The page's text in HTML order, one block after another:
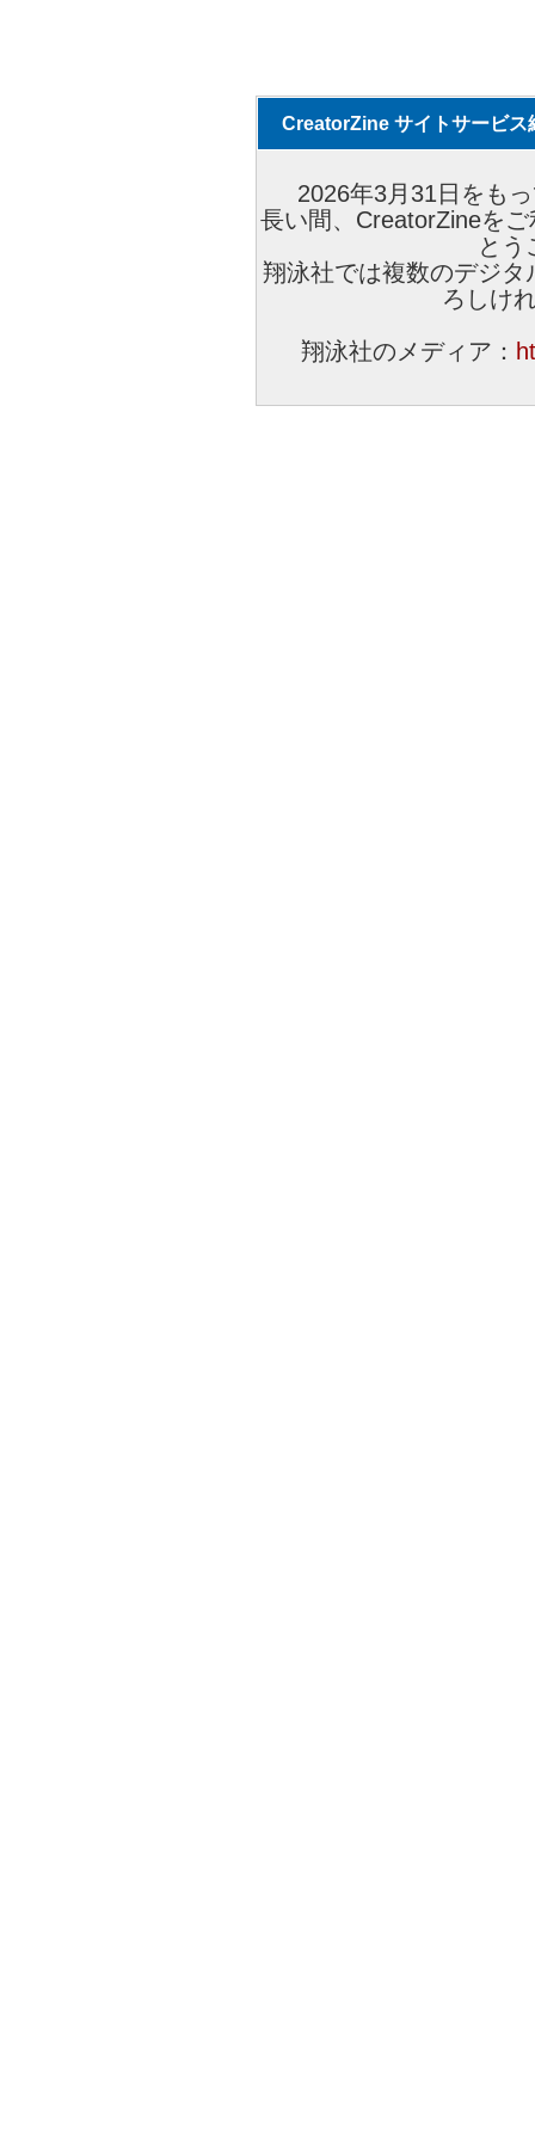
CreatorZine サイトサービス
2026年3月31日をも
長い間、CreatorZineを
とう
翔泳社では複数のデジ
ろしけ
翔泳社のメディア：